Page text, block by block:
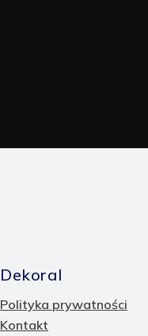
Dekoral
Polityka prywatności
Kontakt